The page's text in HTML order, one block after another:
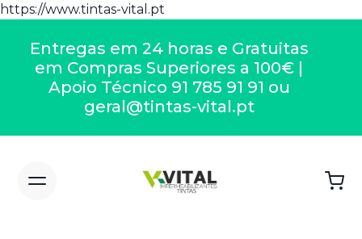
https://www.tintas-vital.pt
Entregas em 24 horas e Gratuitas
em Compras Superiores a 100€ |
Apoio Técnico 91 785 91 91 ou
geral@tintas-vital.pt